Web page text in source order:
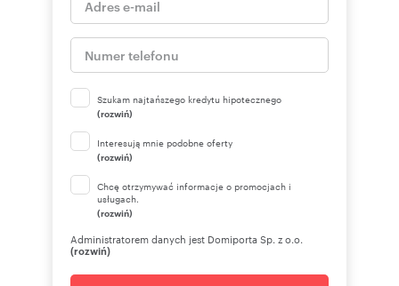
Szukam najtańszego kredytu hipotecznego
(rozwiń)
Interesują mnie podobne oferty
(rozwiń)
Chcę otrzymywać informacje o promocjach i
usługach.
(rozwiń)
Administratorem danych jest Domiporta Sp. z o.o.
(rozwiń)